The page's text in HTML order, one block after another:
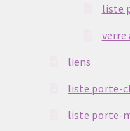
liste
verre
liens
liste porte-
liste porte-